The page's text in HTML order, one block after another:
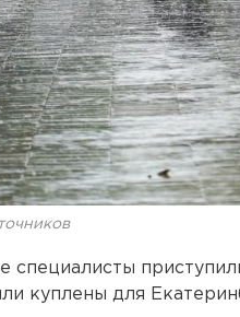
специалисты
куплены для